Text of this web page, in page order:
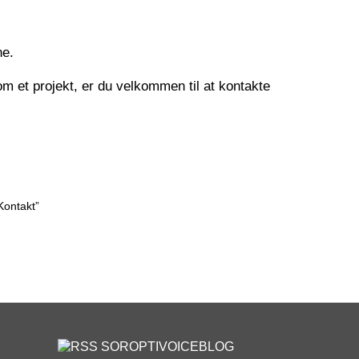
et projekt, er du velkommen til at kontakte
SOROPTIVOICEBLOG